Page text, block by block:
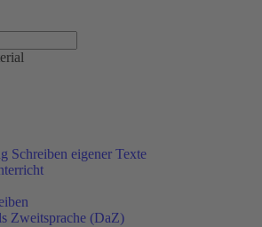
Schreiben eigener Texte
Zweitsprache (DaZ)